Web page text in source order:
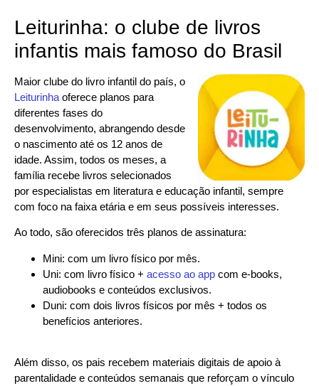
Leiturinha: o clube de livros
infantis mais famoso do Brasil
Maior clube do livro infantil do país, o
Leiturinha oferece planos para
diferentes fases do
desenvolvimento, abrangendo desde
o nascimento até os 12 anos de
idade. Assim, todos os meses, a
família recebe livros selecionados
por especialistas em literatura e educação infantil, sempre
com foco na faixa etária e em seus possíveis interesses.
Ao todo, são oferecidos três planos de assinatura:
Mini: com um livro físico por mês.
Uni: com livro físico + acesso ao app com e-books,
audiobooks e conteúdos exclusivos.
Duni: com dois livros físicos por mês + todos os
benefícios anteriores.
Além disso, os pais recebem materiais digitais de apoio à
parentalidade e conteúdos semanais que reforçam o vínculo